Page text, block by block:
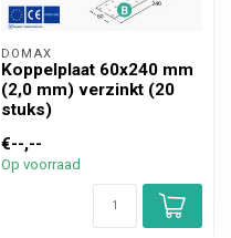
DOMAX
Koppelplaat 60x240 mm
(2,0 mm) verzinkt (20
stuks)
€--,--
Op voorraad